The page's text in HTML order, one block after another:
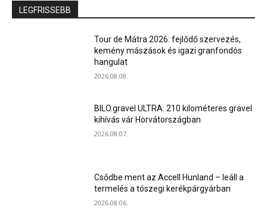
LEGFRISSEBB
Tour de Mátra 2026: fejlődő szervezés,
kemény mászások és igazi granfondós
hangulat
2026.08.08.
BILO.gravel ULTRA: 210 kilométeres gravel
kihívás vár Horvátországban
2026.08.07.
Csődbe ment az Accell Hunland – leáll a
termelés a tószegi kerékpárgyárban
2026.08.06.